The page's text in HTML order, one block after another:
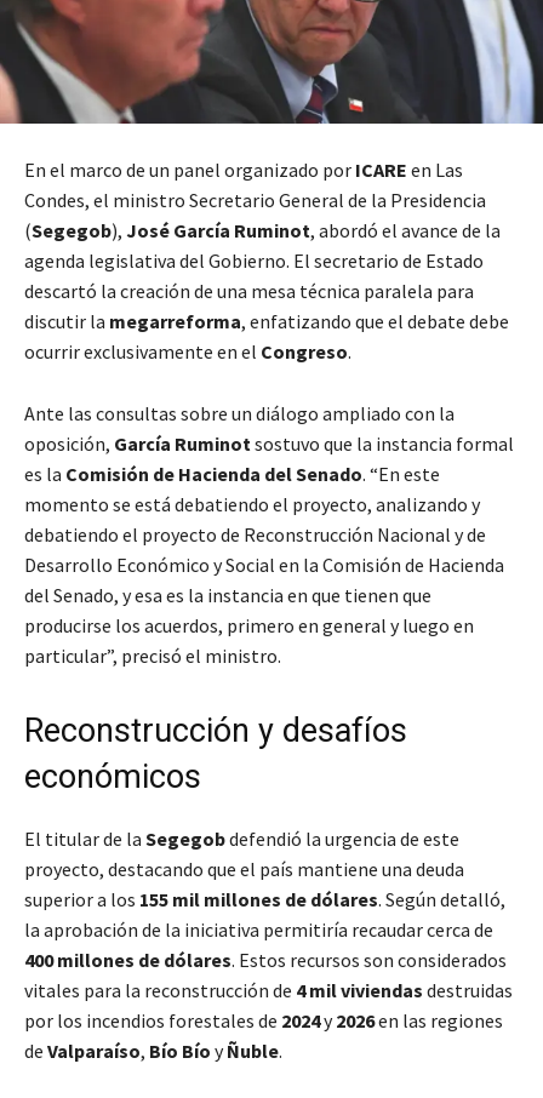
En el marco de un panel organizado por ICARE en Las
Condes, el ministro Secretario General de la Presidencia
(Segegob), José García Ruminot, abordó el avance de la
agenda legislativa del Gobierno. El secretario de Estado
descartó la creación de una mesa técnica paralela para
discutir la megarreforma, enfatizando que el debate debe
ocurrir exclusivamente en el Congreso.
Ante las consultas sobre un diálogo ampliado con la
oposición, García Ruminotsostuvo que la instancia formal
es la Comisión de Hacienda del Senado. “En este
momento se está debatiendo el proyecto, analizando y
debatiendo el proyecto de Reconstrucción Nacional y de
Desarrollo Económico y Social en la Comisión de Hacienda
del Senado, y esa es la instancia en que tienen que
producirse los acuerdos, primero en general y luego en
particular”, precisó el ministro.
Reconstrucción y desafíos
económicos
El titular de la Segegobdefendió la urgencia de este
proyecto, destacando que el país mantiene una deuda
superior a los 155 mil millones de dólares. Según detalló,
la aprobación de la iniciativa permitiría recaudar cerca de
400 millones de dólares. Estos recursos son considerados
vitales para la reconstrucción de 4 mil viviendas destruidas
por los incendios forestales de 2024y2026en las regiones
de Valparaíso, Bío Bío yÑuble.